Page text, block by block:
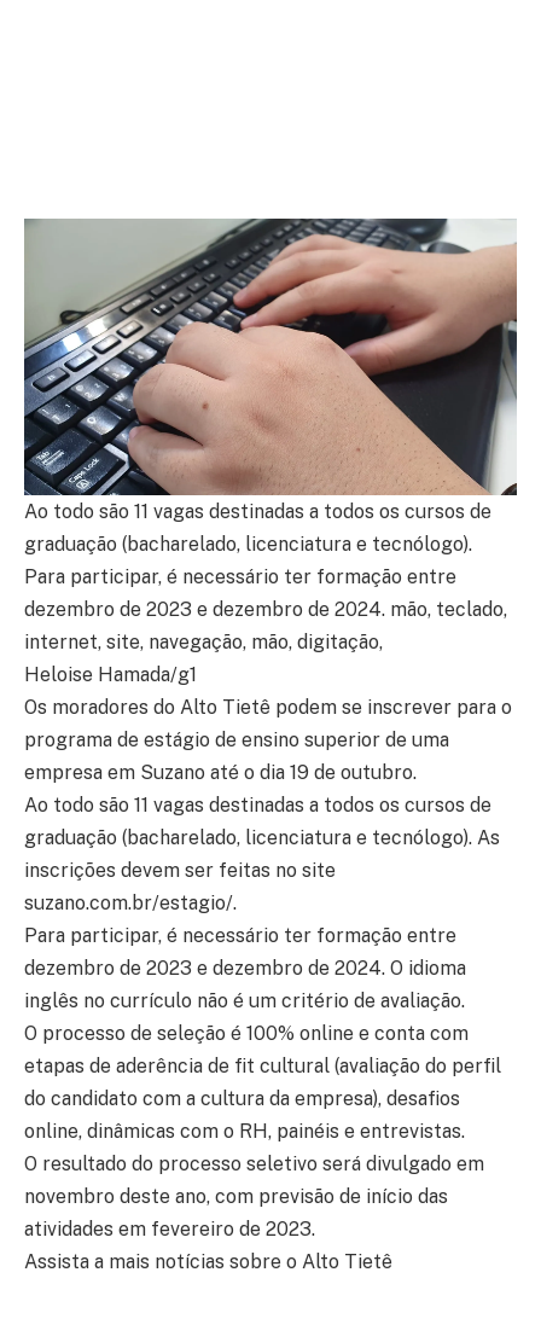
Ao todo são 11 vagas destinadas a todos os cursos de
graduação (bacharelado, licenciatura e tecnólogo).
Para participar, é necessário ter formação entre
dezembro de 2023 e dezembro de 2024. mão, teclado,
internet, site, navegação, mão, digitação,
Heloise Hamada/g1
Os moradores do Alto Tietê podem se inscrever para o
programa de estágio de ensino superior de uma
empresa em Suzano até o dia 19 de outubro.
Ao todo são 11 vagas destinadas a todos os cursos de
graduação (bacharelado, licenciatura e tecnólogo). As
inscrições devem ser feitas no site
suzano.com.br/estagio/.
Para participar, é necessário ter formação entre
dezembro de 2023 e dezembro de 2024. O idioma
inglês no currículo não é um critério de avaliação.
O processo de seleção é 100% online e conta com
etapas de aderência de fit cultural (avaliação do perfil
do candidato com a cultura da empresa), desafios
online, dinâmicas com o RH, painéis e entrevistas.
O resultado do processo seletivo será divulgado em
novembro deste ano, com previsão de início das
atividades em fevereiro de 2023.
Assista a mais notícias sobre o Alto Tietê